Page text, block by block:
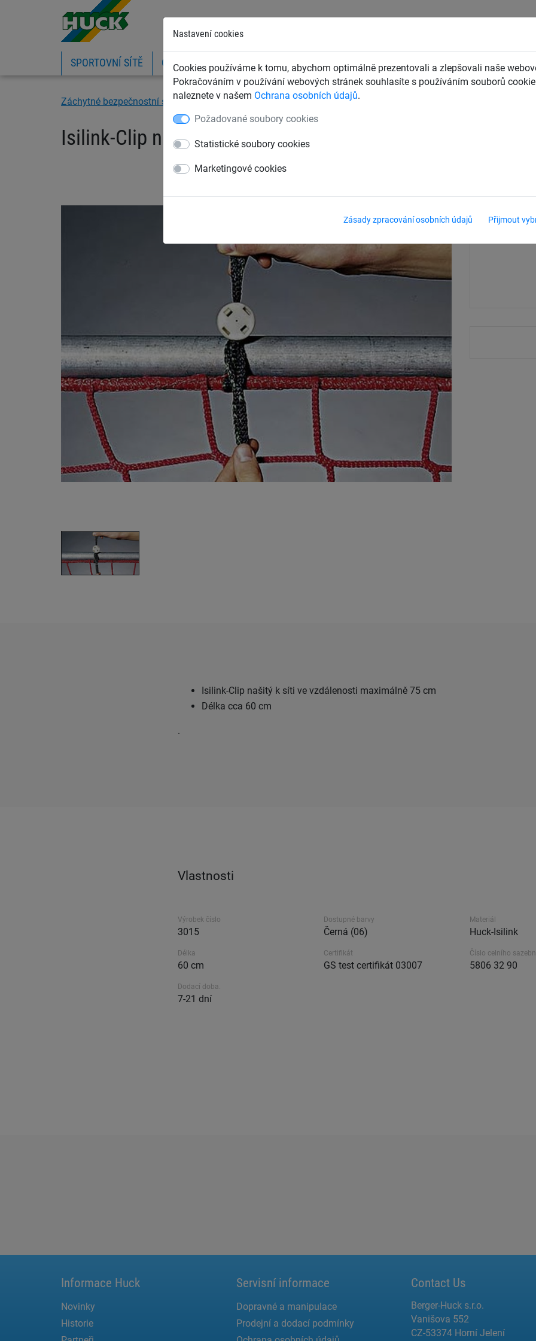
Nastavení cookies
Cookies používáme k tomu, abychom optimálně prezentovali a zlepšovali naše
Pokračováním v používání webových stránek souhlasíte s používáním souborů
naleznete v našem Ochrana osobních údajů.
Požadované soubory cookies
Statistické soubory cookies
Marketingové cookies
Zásady zpracování osobních údajů Přijmout
SPORTOVNÍ SÍTĚ OCHRANNÉ SÍTĚ A PLACHTY ZÁCHYTNÉ BEZPEČNOSTNÍ SÍTĚ DĚTSKÁ LANOVÁ
Záchytné bezpečnostní sítě Boční ochranné sítě na lešení Příslušenství k zavěšení bočních sítí
Isilink-Clip našitý k síti
Délka
Isilink-Clip našitý k síti ve vzdálenosti maximálně 75 cm
Délka cca 60 cm
.
Vlastnosti
Výrobek číslo
3015
Dostupné barvy
Černá (06)
Materiál
Huck-Isilink
Délka
60 cm
Certifikát
GS test certifikát 03007
Číslo celního
5806 32 90
Dodací doba.
7-21 dní
Informace Huck
Novinky
Historie
Servisní informace
Dopravné a manipulace
Prodejní a dodací podmínky
Contact Us
Berger-Huck s.r.o.
Vanišova 552
CZ-53374 Horní Jelení